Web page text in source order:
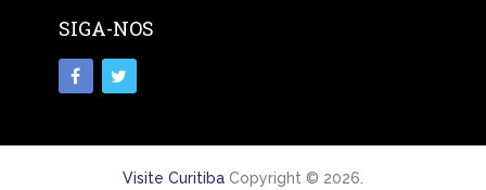
SIGA-NOS
Visite CuritibaCopyright © 2026.